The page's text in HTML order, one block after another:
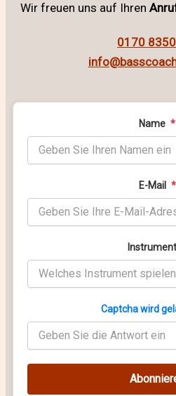
Wir freuen uns auf Ihren
0170
Name *
E-Mail *
Instrument
Captcha wird